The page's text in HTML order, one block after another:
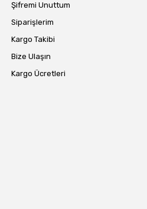
Şifremi Unuttum
Siparişlerim
Kargo Takibi
Bize Ulaşın
Kargo Ücretleri